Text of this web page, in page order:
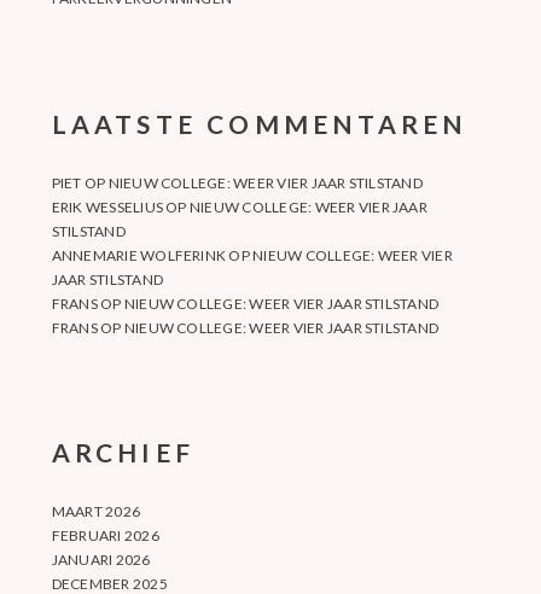
LAATSTE COMMENTAREN
PIET OP NIEUW COLLEGE: WEER VIER JAAR STILSTAND
ERIK WESSELIUS OP NIEUW COLLEGE: WEER VIER JAAR
STILSTAND
ANNEMARIE WOLFERINK OPNIEUW COLLEGE: WEER VIER
JAAR STILSTAND
FRANSOP NIEUW COLLEGE: WEER VIER JAAR STILSTAND
FRANSOP NIEUW COLLEGE: WEER VIER JAAR STILSTAND
ARCHIEF
MAART 2026
FEBRUARI 2026
JANUARI 2026
DECEMBER 2025